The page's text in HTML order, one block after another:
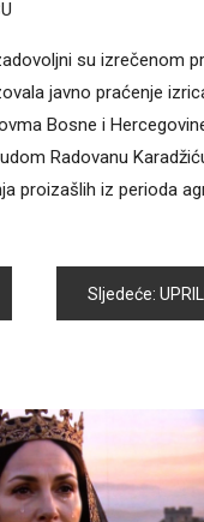
su izrečenom
javno praćenje
Bosne i
Radovanu
proizašlih iz perioda
Sljedeće: